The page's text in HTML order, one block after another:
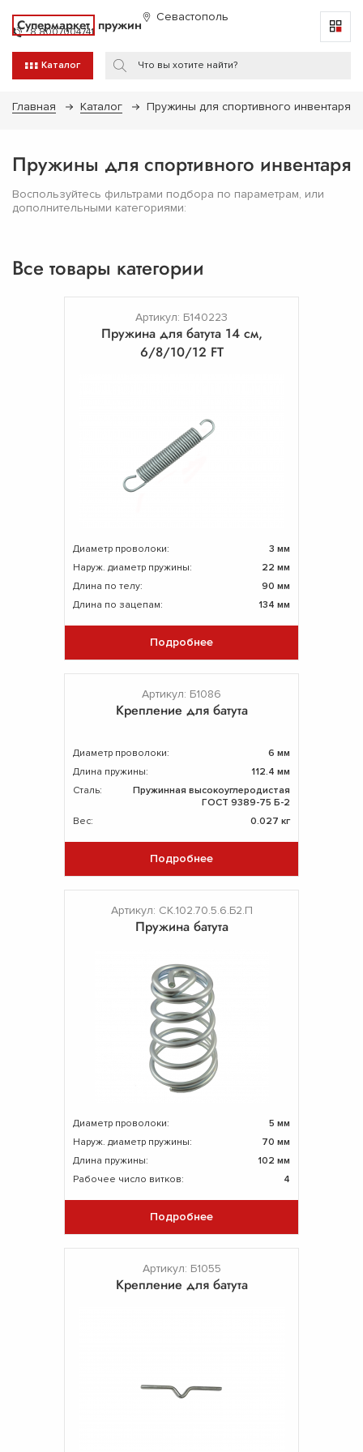
Супермаркет пружин Севастополь
8 8007004741
Каталог
Главная Каталог Пружины для спортивного инвентаря
Пружины для спортивного инвентаря
Воспользуйтесь фильтрами подбора по параметрам, или
дополнительными категориями:
Все товары категории
Артикул: Б140223
Пружина для батута 14 см,
6/8/10/12 FT
Диаметр проволоки:
3 мм
Наруж. диаметр пружины:
22 мм
Длина по телу:
90 мм
Длина по зацепам:
134 мм
Подробнее
Артикул: Б1086
Крепление для батута
Диаметр проволоки:
6 мм
Длина пружины:
112.4 мм
Сталь:
Пружинная высокоуглеродистая
ГОСТ 9389-75 Б-2
Вес:
0.027 кг
Подробнее
Артикул: СК.102.70.5.6.Б2.П
Пружина батута
Диаметр проволоки:
5 мм
Наруж. диаметр пружины:
70 мм
Длина пружины:
102 мм
Рабочее число витков:
4
Подробнее
Артикул: Б1055
Крепление для батута